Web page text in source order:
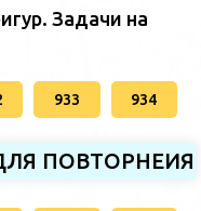
Задачи на
933 934
ПОВТОРНЕИЯ